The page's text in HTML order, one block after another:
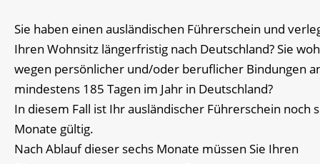
Sie haben einen ausländischen Führerschein und
Ihren Wohnsitz längerfristig nach Deutschland? Sie
wegen persönlicher und/oder beruflicher Bindungen
mindestens 185 Tagen im Jahr in Deutschland?
In diesem Fall ist Ihr ausländischer Führerschein noch
Monate gültig.
Nach Ablauf dieser sechs Monate müssen Sie Ihren